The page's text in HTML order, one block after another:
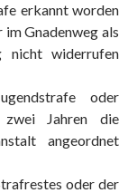
erkannt worden
Gnadenweg als
nicht widerrufen
oder
Jahren die
angeordnet
oder der